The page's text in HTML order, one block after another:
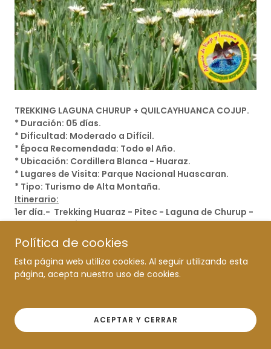
TREKKING LAGUNA CHURUP + QUILCAYHUANCA COJUP.
* Duración: 05 días.
* Dificultad: Moderado a Difícil.
* Época Recomendada: Todo el Año.
* Ubicación: Cordillera Blanca - Huaraz.
* Lugares de Visita: Parque Nacional Huascaran.
* Tipo: Turismo de Alta Montaña.
Itinerario:
1er día.- Trekking Huaraz - Pitec - Laguna de Churup -
Quebrada Quilcayhuanca.
2do día. - Quebrada Quilcayhuanca - Cayeshpampa
3er día. - Campamento Cayeshpampa - Laguna
Tullpacocha - Laguna Cuchillacocha (4625m) -
Campamento Cuchilla.
5to día. - Quebrada Cojup - Huaraz.
*** Fin Expedición de Trekking ***
Política de cookies
Esta página web utiliza cookies. Al seguir utilizando esta
página, acepta nuestro uso de cookies.
ACEPTAR Y CERRAR